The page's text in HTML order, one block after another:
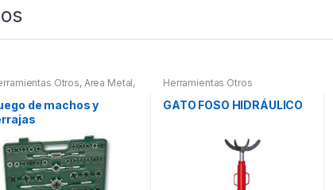
Otros, Area Metal,
Herramientas,
Compresímetros,
de machos y
Herramientas Otros
GATO FOSO HIDRÁULICO